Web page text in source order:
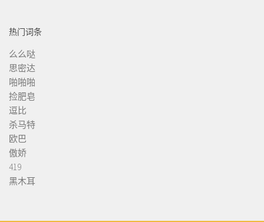
热门词条
么么哒
思密达
啪啪啪
捡肥皂
逗比
杀马特
欧巴
傲娇
419
黑木耳